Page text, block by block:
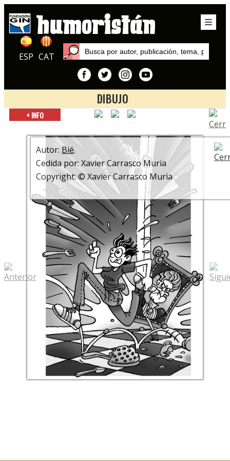
ESP CAT
DIBUJO
Inicio
Bié
+ INFO
Autor: Bié.
Cedida por: Xavier Carrasco Muria
Copyright: © Xavier Carrasco Muria